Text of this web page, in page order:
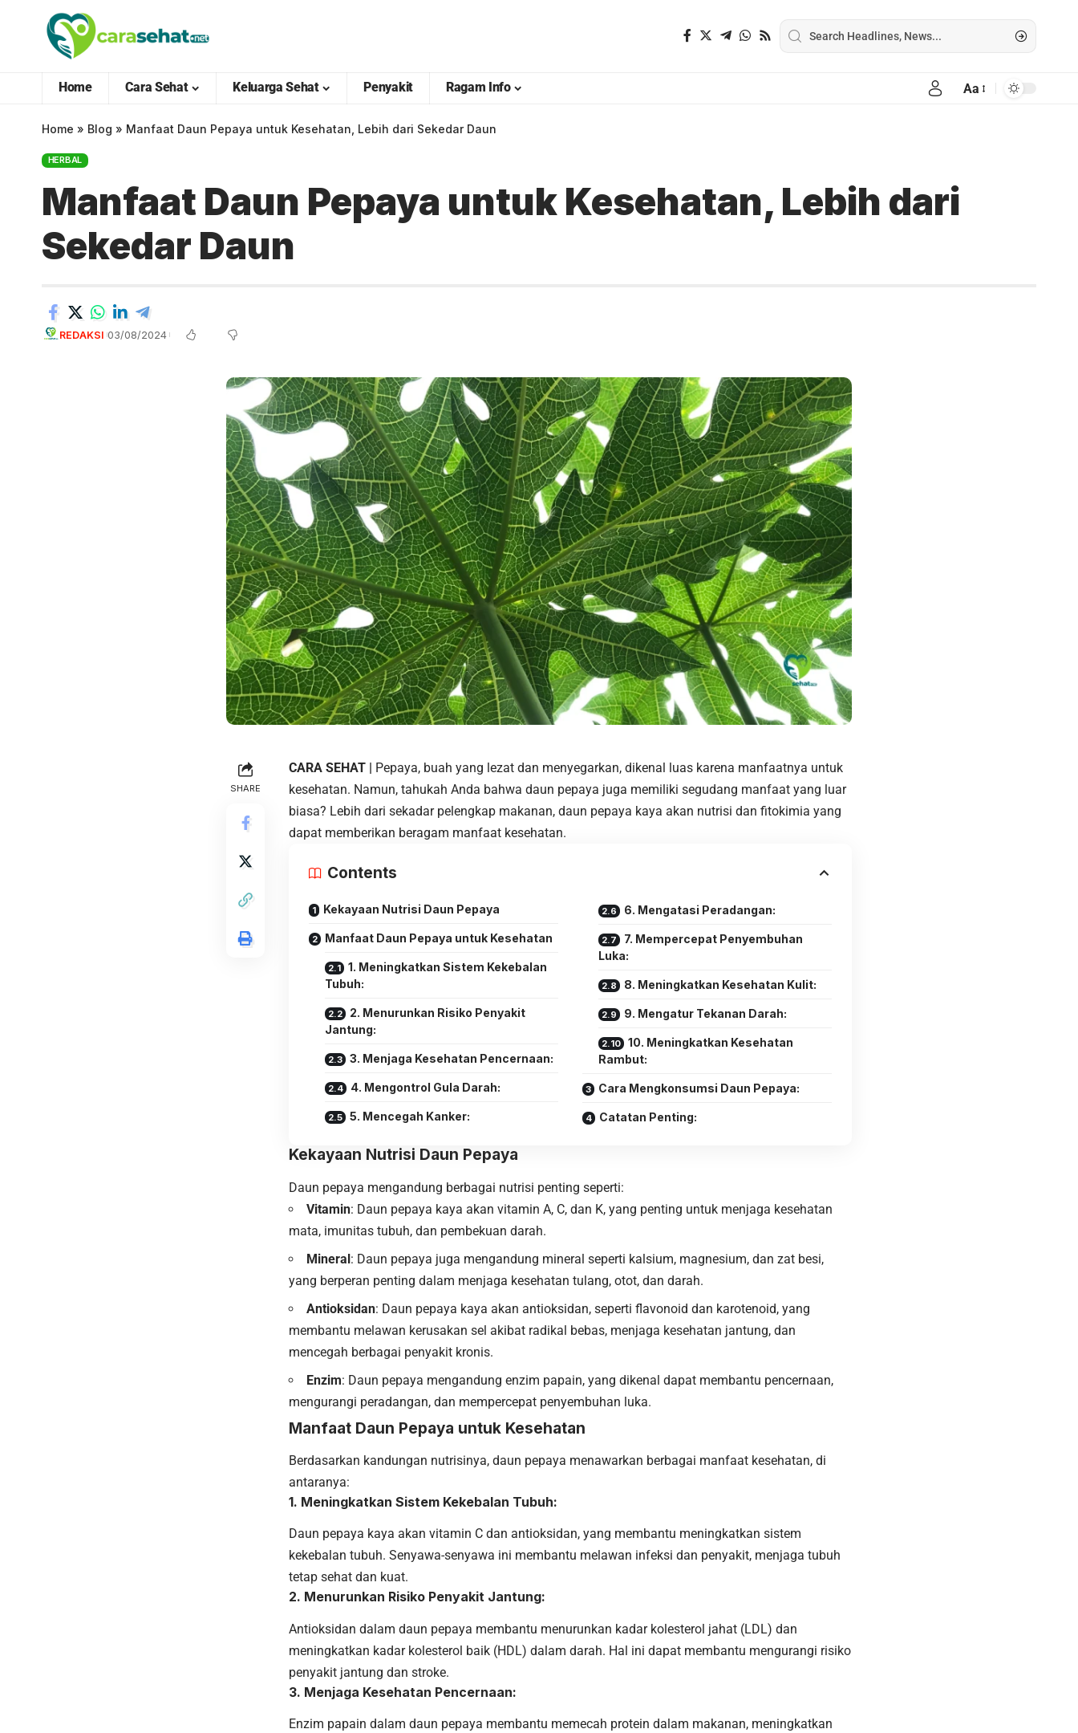
Home Cara Sehat Keluarga Sehat Penyakit Ragam Info Aa
Home » Blog » Manfaat Daun Pepaya untuk Kesehatan, Lebih dari Sekedar Daun
HERBAL
Manfaat Daun Pepaya untuk Kesehatan, Lebih dari
Sekedar Daun
REDAKSI 03/08/2024
SHARE
CARA SEHAT | Pepaya, buah yang lezat dan menyegarkan, dikenal luas karena manfaatnya untuk
kesehatan. Namun, tahukah Anda bahwa daun pepaya juga memiliki segudang manfaat yang luar
biasa? Lebih dari sekadar pelengkap makanan, daun pepaya kaya akan nutrisi dan fitokimia yang
dapat memberikan beragam manfaat kesehatan.
Contents
Kekayaan Nutrisi Daun Pepaya
Manfaat Daun Pepaya untuk Kesehatan
1. Meningkatkan Sistem Kekebalan
Tubuh:
2. Menurunkan Risiko Penyakit
Jantung:
3. Menjaga Kesehatan Pencernaan:
4. Mengontrol Gula Darah:
5. Mencegah Kanker:
6. Mengatasi Peradangan:
7. Mempercepat Penyembuhan
Luka:
8. Meningkatkan Kesehatan Kulit:
9. Mengatur Tekanan Darah:
10. Meningkatkan Kesehatan
Rambut:
Cara Mengkonsumsi Daun Pepaya:
Catatan Penting:
Kekayaan Nutrisi Daun Pepaya
Daun pepaya mengandung berbagai nutrisi penting seperti:
Vitamin: Daun pepaya kaya akan vitamin A, C, dan K, yang penting untuk menjaga kesehatan
mata, imunitas tubuh, dan pembekuan darah.
Mineral: Daun pepaya juga mengandung mineral seperti kalsium, magnesium, dan zat besi,
yang berperan penting dalam menjaga kesehatan tulang, otot, dan darah.
Antioksidan: Daun pepaya kaya akan antioksidan, seperti flavonoid dan karotenoid, yang
membantu melawan kerusakan sel akibat radikal bebas, menjaga kesehatan jantung, dan
mencegah berbagai penyakit kronis.
Enzim: Daun pepaya mengandung enzim papain, yang dikenal dapat membantu pencernaan,
mengurangi peradangan, dan mempercepat penyembuhan luka.
Manfaat Daun Pepaya untuk Kesehatan
Berdasarkan kandungan nutrisinya, daun pepaya menawarkan berbagai manfaat kesehatan, di
antaranya:
1. Meningkatkan Sistem Kekebalan Tubuh:
Daun pepaya kaya akan vitamin C dan antioksidan, yang membantu meningkatkan sistem
kekebalan tubuh. Senyawa-senyawa ini membantu melawan infeksi dan penyakit, menjaga tubuh
tetap sehat dan kuat.
2. Menurunkan Risiko Penyakit Jantung:
Antioksidan dalam daun pepaya membantu menurunkan kadar kolesterol jahat (LDL) dan
meningkatkan kadar kolesterol baik (HDL) dalam darah. Hal ini dapat membantu mengurangi risiko
penyakit jantung dan stroke.
3. Menjaga Kesehatan Pencernaan:
Enzim papain dalam daun pepaya membantu memecah protein dalam makanan, meningkatkan